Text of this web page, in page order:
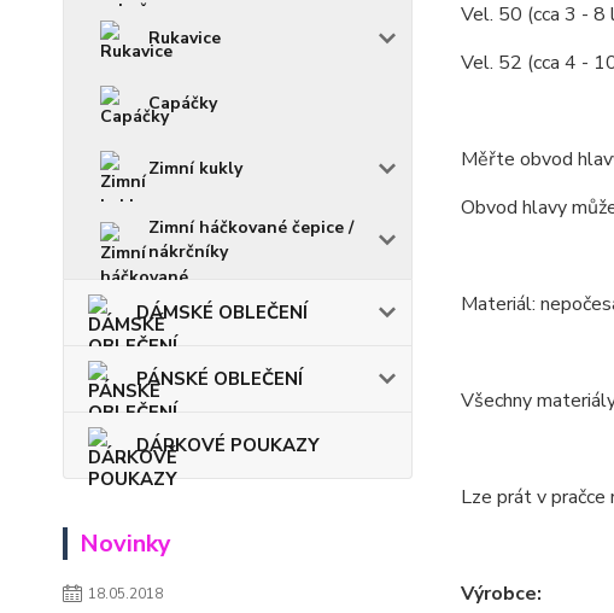
Rukavice
Capáčky
Zimní kukly
Zimní háčkované čepice /
nákrčníky
DÁMSKÉ OBLEČENÍ
PÁNSKÉ OBLEČENÍ
DÁRKOVÉ POUKAZY
Novinky
18.05.2018
Vel. 50 (cca 3 - 8
Vel. 52 (cca 4 -
Měřte obvod
Obvod hlavy
Materiál:
Všechny
Lze prát v pračce
Výrobce: